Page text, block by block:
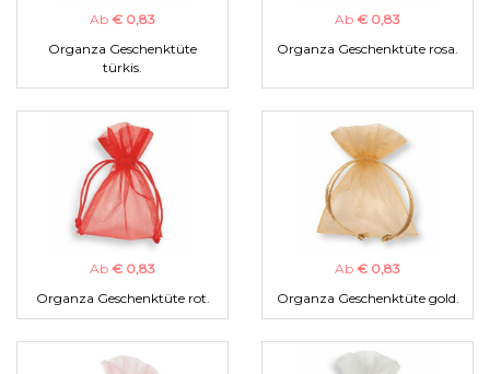
Ab € 0,83
Organza Geschenktüte
türkis.
Ab € 0,83
Organza Geschenktüte rosa.
Ab € 0,83
Organza Geschenktüte rot.
Ab € 0,83
Organza Geschenktüte gold.